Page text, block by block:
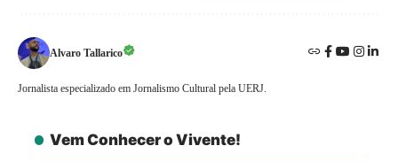
Alvaro Tallarico
Jornalista especializado em Jornalismo Cultural pela UERJ.
Vem Conhecer o Vivente!